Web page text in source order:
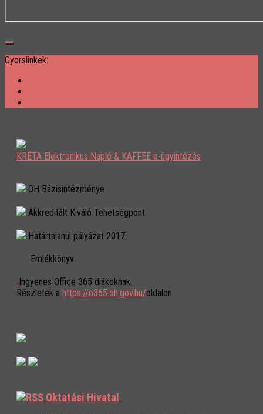
Gyorslinkek:
KRÉTA Elektronikus Napló & KAFFEE e-ügyintézés
OH Bázisintézménye
Akkreditált Kiváló Tehetségpont
Határtalanul pályázat 2017
Emlékkönyv
Ingyenes Office 365 diákoknak.
Részletek a https://o365.oh.gov.hu/oldalon
Oktatási Hivatal